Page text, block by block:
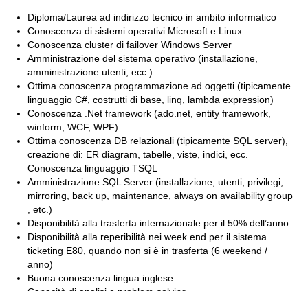
Diploma/Laurea ad indirizzo tecnico in ambito informatico
Conoscenza di sistemi operativi Microsoft e Linux
Conoscenza cluster di failover Windows Server
Amministrazione del sistema operativo (installazione,
amministrazione utenti, ecc.)
Ottima conoscenza programmazione ad oggetti (tipicamente
linguaggio C#, costrutti di base, linq, lambda expression)
Conoscenza .Net framework (ado.net, entity framework,
winform, WCF, WPF)
Ottima conoscenza DB relazionali (tipicamente SQL server),
creazione di: ER diagram, tabelle, viste, indici, ecc.
Conoscenza linguaggio TSQL
Amministrazione SQL Server (installazione, utenti, privilegi,
mirroring, back up, maintenance, always on availability group
, etc.)
Disponibilità alla trasferta internazionale per il 50% dell’anno
Disponibilità alla reperibilità nei week end per il sistema
ticketing E80, quando non si è in trasferta (6 weekend /
anno)
Buona conoscenza lingua inglese